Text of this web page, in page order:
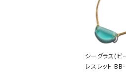
シーグラス(ビ
レスレット BB-